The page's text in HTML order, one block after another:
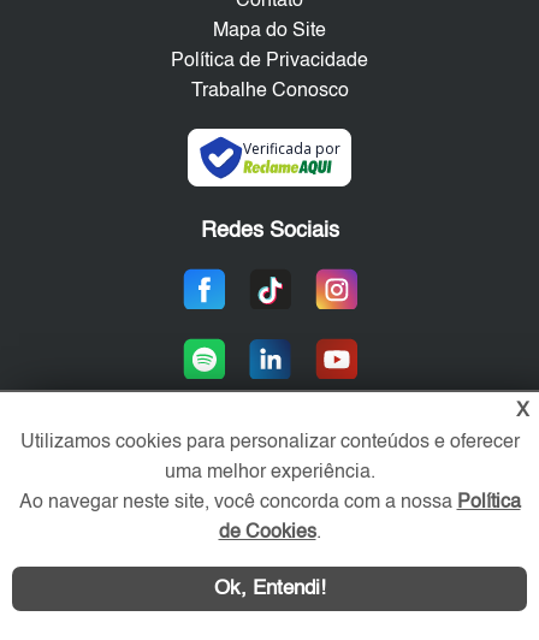
WhatsApp Contatar
Mapa do Site
Política de Privacidade
Trabalhe Conosco
Verificada por
Redes Sociais
Área exclusiva aos anunciantes,
acesse sua conta:
X
Utilizamos cookies para personalizar conteúdos e oferecer
uma melhor experiência.
Ao navegar neste site, você concorda com a nossa Política
de Cookies.
Ok, Entendi!